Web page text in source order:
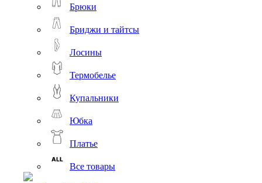
Брюки
Бриджи и тайтсы
Лосины
Термобелье
Купальники
Юбка
Платье
Все товары